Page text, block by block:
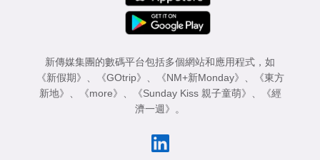
新傳媒集團的數碼平台包括多個網站和應用程式，如
《新假期》 、 《GOtrip》 、 《NM+新Monday》 、
《東方
新地》 、 《more》 、 《Sunday Kiss 親子童萌》 、
《經
濟一週》 。